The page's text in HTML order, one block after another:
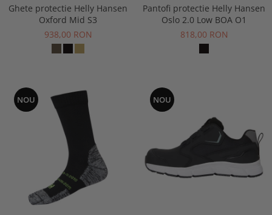
Ghete protectie Helly Hansen
Oxford Mid S3
938,00 RON
Pantofi protectie Helly Hansen
Oslo 2.0 Low BOA O1
818,00 RON
NOU NOU